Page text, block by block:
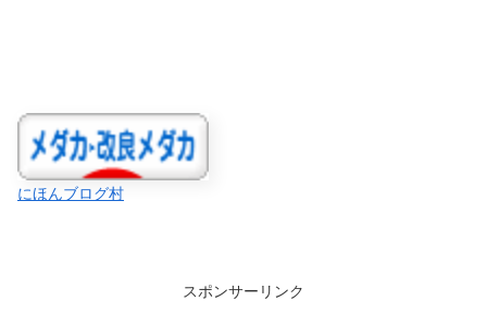
にほんブログ村
スポンサーリンク